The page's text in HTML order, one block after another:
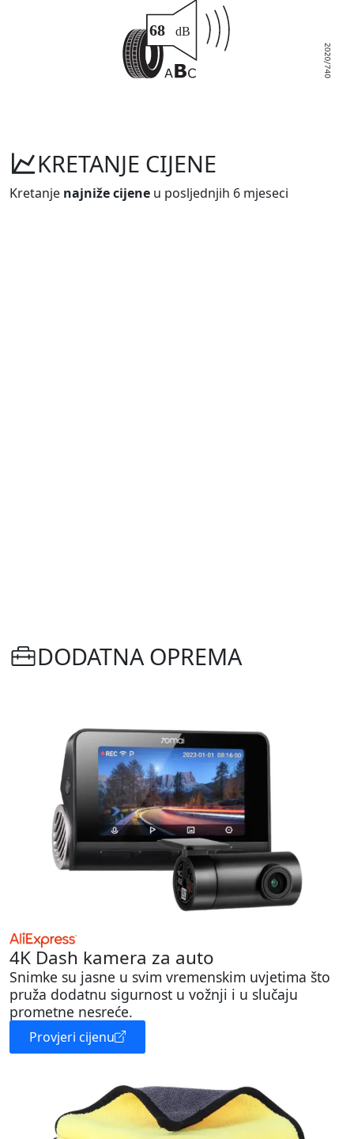
KRETANJE CIJENE
Kretanje najniže cijene u posljednjih 6 mjeseci
DODATNA OPREMA
4K Dash kamera za auto
Snimke su jasne u svim vremenskim uvjetima što
pruža dodatnu sigurnost u vožnji i u slučaju
prometne nesreće.
Provjeri cijenu